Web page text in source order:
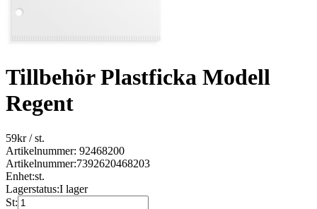
Tillbehör Plastficka Modell
Regent
59kr/ st.
Artikelnummer: 92468200
Artikelnummer:7392620468203
Enhet:st.
Lagerstatus:I lager
St: